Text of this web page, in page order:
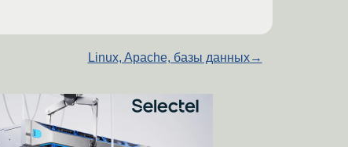
Linux, Apache, базы данных→